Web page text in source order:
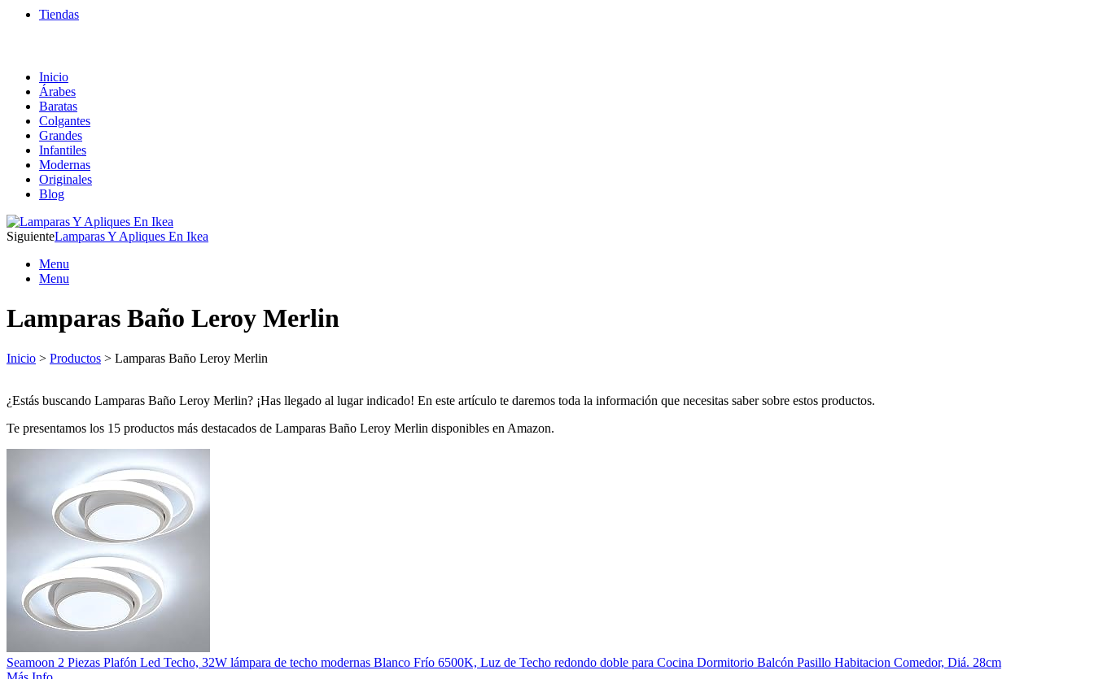
TOP en Ventas
Tiendas
Inicio
Árabes
Baratas
Colgantes
Grandes
Infantiles
Modernas
Originales
Blog
SiguienteLamparas Y Apliques En Ikea
Menu
Menu
Lamparas Baño Leroy Merlin
Inicio > Productos > Lamparas Baño Leroy Merlin
¿Estás buscando Lamparas Baño Leroy Merlin? ¡Has llegado al lugar indicado! En este artículo te daremos toda la información que necesitas saber sobre estos productos.
Te presentamos los 15 productos más destacados de Lamparas Baño Leroy Merlin disponibles en Amazon.
Seamoon 2 Piezas Plafón Led Techo, 32W lámpara de techo modernas Blanco Frío 6500K, Luz de Techo redondo doble para Cocina Dormitorio Balcón Pasillo Habitacion Comedor, Diá. 28cm